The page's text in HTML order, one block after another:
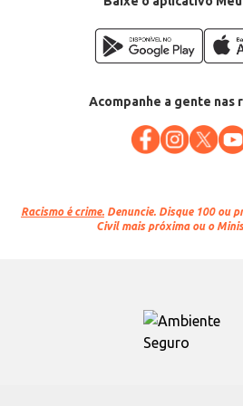
Acompanhe a gente nas
Racismo é crime. Denuncie. Disque 100 ou
Civil mais próxima ou o